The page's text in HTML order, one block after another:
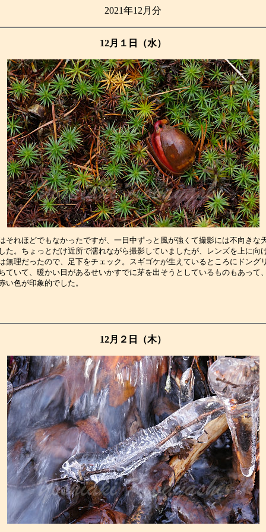
2021年12月分
12月１日（水）
それほどでもなかったですが、一日中ずっと風が強くて撮影には不向きな
た。ちょっとだけ近所で濡れながら撮影していましたが、レンズを上に向
無理だったので、足下をチェック。スギゴケが生えているところにドング
ていて、暖かい日があるせいかすでに芽を出そうとしているものもあって
赤い色が印象的でした
12月２日（木）